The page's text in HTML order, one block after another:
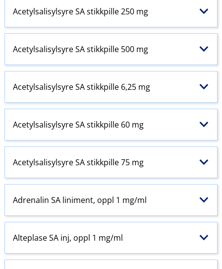
Acetylsalisylsyre SA stikkpille 250 mg
Acetylsalisylsyre SA stikkpille 500 mg
Acetylsalisylsyre SA stikkpille 6,25 mg
Acetylsalisylsyre SA stikkpille 60 mg
Acetylsalisylsyre SA stikkpille 75 mg
Adrenalin SA liniment, oppl 1 mg/ml
Alteplase SA inj, oppl 1 mg/ml